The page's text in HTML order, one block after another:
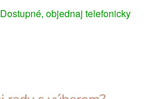
Dostupné, objednaj telefonicky